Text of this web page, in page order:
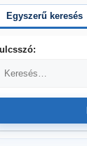
Egyszerű keresés